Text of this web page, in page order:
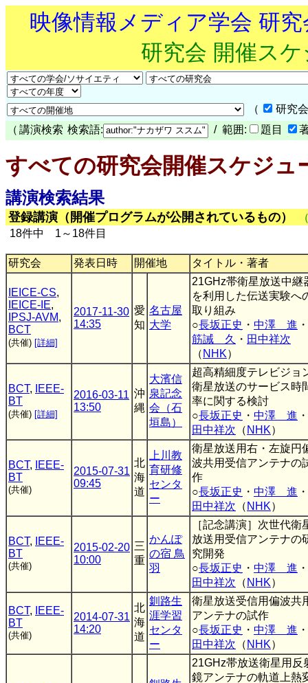
映像情報メディア学会 研
研究会 開催ス
（
研究
（ 講演検索 検索語: / 範囲: 題目
すべての研究会開催スケジュ
講演検索結果
登録講演（開催プログラムが公開されているもの）
18件中 1～18件目
研究会 発表日時 開催地 タイトル・著者
IEICE-CS,
IEICE-IE,
IPSJ-AVM,
BCT
(共催) [詳細]
2017-11-30
14:35
愛
知
名古屋
大学
21GHz帯衛星放送中継
を利用した伝送実験へ
取り組み
○長坂正史 ・ 中澤 進 ・
筋誡 久
・ 田中祥次
（ NHK）
BCT,
IEEE-
BT
(共催) [詳細]
2016-03-11
13:50
沖
縄
大濱信
泉記念
会（石
垣島）
超高精細度テレビジョ
衛星放送のサービス時
率に関する検討
○長坂正史 ・ 中澤 進 ・
田中祥次 （ NHK）
BCT,
IEEE-
BT
(共催)
2015-07-31
09:45
北
海
道
上川教
育研修
センタ
ー
衛星放送用右・左旋円
波共用受信アンテナの
作
○長坂正史 ・ 中澤 進 ・
田中祥次 （ NHK）
BCT,
IEEE-
BT
(共催)
2015-02-20
10:00
三
重
かんぽ
の宿 鳥
羽
［記念講演］次世代衛
放送用受信アンテナの
究開発
○長坂正史 ・ 中澤 進 ・
田中祥次 （ NHK）
BCT,
IEEE-
BT
(共催)
2014-07-31
14:20
北
海
道
釧路生
涯学習
センタ
ー
衛星放送受信用偏波共
アンテナの試作
○長坂正史 ・ 中澤 進 ・
田中祥次 （ NHK）
21GHz帯放送衛星用反
鏡アンテナの軌道上熱